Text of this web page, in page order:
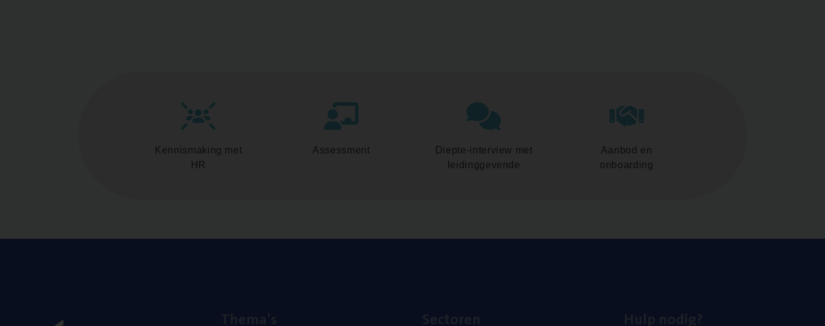
Kennismaking met
HR
Assessment
Diepte-interview met
leidinggevende
Aanbod en
onboarding